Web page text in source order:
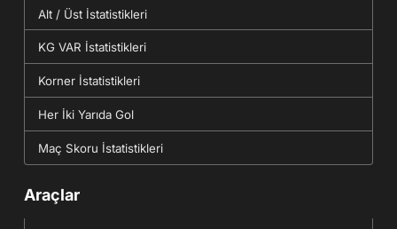
Alt / Üst İstatistikleri
KG VAR İstatistikleri
Korner İstatistikleri
Her İki Yarıda Gol
Maç Skoru İstatistikleri
Araçlar